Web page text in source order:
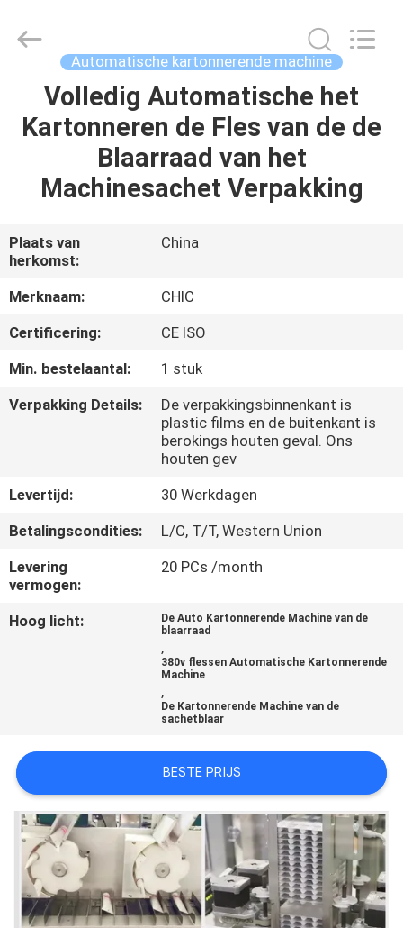
HUIS
PRODUCTEN
ONS
FABRIEKSTOCHT
KWALITEITSCONTROLE
NEEM
ONS
OP
NIEUWS
OFFERTE
SITEMAP
PRIVACY
POLICY
Ltd..
Automatische kartonnerende machine
Volledig Automatische het
Kartonneren de Fles van de de
Blaarraad van het
Machinesachet Verpakking
Plaats van
herkomst:
China
Merknaam:
CHIC
Certificering:
CE ISO
Min. bestelaantal:
1 stuk
Verpakking Details:
De verpakkingsbinnenkant is
plastic films en de buitenkant is
berokings houten geval. Ons
houten gev
Levertijd:
30 Werkdagen
Betalingscondities:
L/C, T/T, Western Union
Levering
vermogen:
20 PCs /month
Hoog licht:
De Auto Kartonnerende Machine van de
blaarraad
,
380v flessen Automatische Kartonnerende
Machine
,
De Kartonnerende Machine van de
sachetblaar
BESTE PRIJS